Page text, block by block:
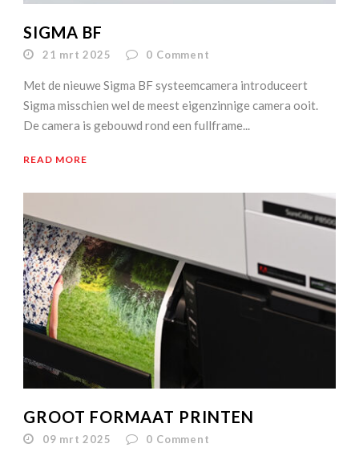
SIGMA BF
21 mrt 2025 0 Comment
Met de nieuwe Sigma BF systeemcamera introduceert
Sigma misschien wel de meest eigenzinnige camera ooit.
De camera is gebouwd rond een fullframe...
READ MORE
GROOT FORMAAT PRINTEN
09 mrt 2025 0 Comment